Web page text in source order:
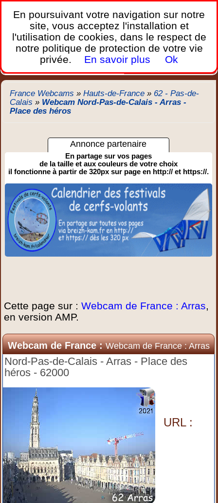
France Webcams,
Les webcams sur mobiles, portables et PC.
Home Bretagne Corse Plages Ports Montagnes
Trafic Chercher New
France Webcams »Hauts-de-France » 62 - Pas-de-
Calais » Webcam Nord-Pas-de-Calais - Arras -
Place des héros
Annonce partenaire
En partage sur vos pages
de la taille et aux couleurs de votre choix
il fonctionne à partir de 320px sur page en http:// et https://.
Cette page sur :Webcam de France : Arras,
en version AMP.
Webcam de France :Webcam de France : Arras
Nord-Pas-de-Calais - Arras - Place des
héros - 62000
URL :
En poursuivant votre navigation sur notre
site, vous acceptez l'installation et
l'utilisation de cookies, dans le respect de
notre politique de protection de votre vie
privée.
En savoir plus Ok